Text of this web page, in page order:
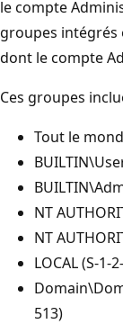
le compte
groupes intégrés
dont le compte
Ces groupes
Tout le
NT
NT
LOCAL (S-1-
513)